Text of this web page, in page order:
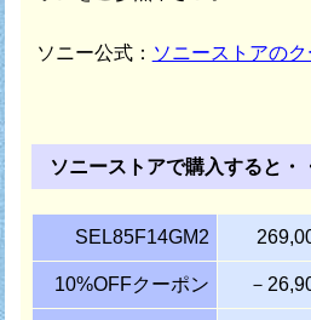
ソニー公式： ソニーストアの
ソニーストアで購入すると・
SEL85F14GM2
10%OFFクーポン －